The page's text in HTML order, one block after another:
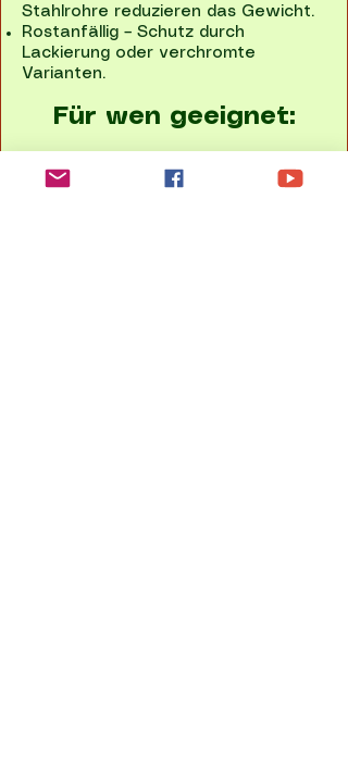
Stahlrohre reduzieren das Gewicht.
Rostanfällig – Schutz durch
Lackierung oder verchromte
Varianten.
Für wen geeignet:
Urban Biker